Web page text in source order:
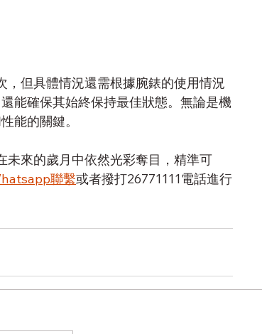
，但具體情況還需根據腕錶的使用情況
能確保其始終保持最佳狀態。無論是機
能的關鍵。
未來的歲月中依然光彩奪目，精準可
聯繫或者撥打26771111電話進行